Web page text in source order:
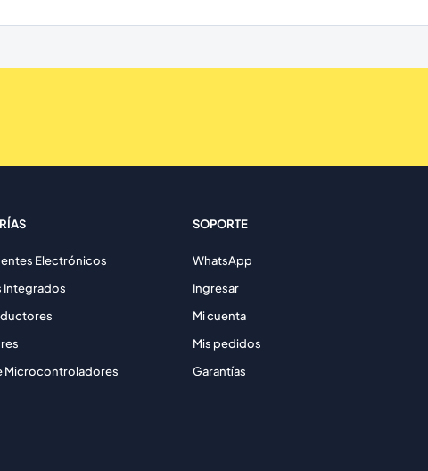
Electrónicos
Integrados
Microcontroladores
SOPORTE
WhatsApp
Ingresar
Mi cuenta
Mis pedidos
Garantías